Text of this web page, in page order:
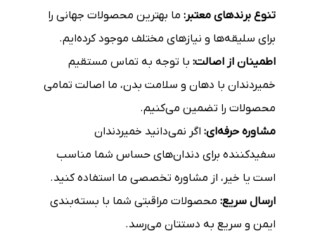
تنوع برندهای معتبر: ما بهترین محصولات جهانی را
برای سلیقه‌ها و نیازهای مختلف موجود کرده‌ایم.
اطمینان از اصالت: با توجه به تماس مستقیم
خمیردندان با دهان و سلامت بدن، ما اصالت تمامی
محصولات را تضمین می‌کنیم.
مشاوره حرفه‌ای: اگر نمی‌دانید خمیردندان
سفیدکننده برای دندان‌های حساس شما مناسب
است یا خیر، از مشاوره تخصصی ما استفاده کنید.
ارسال سریع: محصولات مراقبتی شما با بسته‌بندی
ایمن و سریع به دستتان می‌رسد.